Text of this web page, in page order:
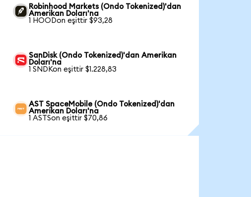
Robinhood Markets (Ondo Tokenized)'dan
Amerikan Doları'na
1 HOODon eşittir $93,28
SanDisk (Ondo Tokenized)'dan Amerikan
Doları'na
1 SNDKon eşittir $1.228,83
AST SpaceMobile (Ondo Tokenized)'dan
Amerikan Doları'na
1 ASTSon eşittir $70,86